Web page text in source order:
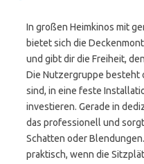
In großen Heimkinos mit
bietet sich die
und gibt dir die Freiheit,
Die Nutzergruppe besteht
sind, in eine feste
investieren. Gerade in
das professionell und
Schatten oder
praktisch, wenn die